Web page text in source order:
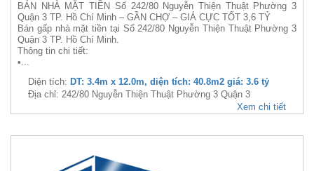
BÁN NHÀ MẶT TIỀN Số 242/80 Nguyễn Thiện Thuật Phường 3
Quận 3 TP. Hồ Chí Minh – GẦN CHỢ – GIÁ CỰC TỐT 3,6 TỶ
Bán gấp nhà mặt tiền tại Số 242/80 Nguyễn Thiện Thuật Phường 3
Quận 3 TP. Hồ Chí Minh.
Thông tin chi tiết:
•...
Diện tích: DT: 3.4m x 12.0m, diện tích: 40.8m2 giá: 3.6 tỷ
Địa chỉ: 242/80 Nguyễn Thiện Thuật Phường 3 Quận 3
Xem chi tiết